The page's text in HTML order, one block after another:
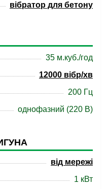
вібратор для бетону
35 м.куб./год
12000 вібр/хв
200 Гц
однофазний (220 В)
від мережі
1 кВт